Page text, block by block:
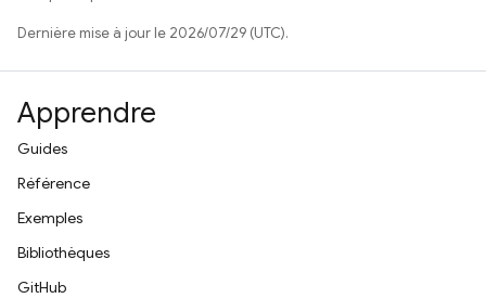
Dernière mise à jour le 2026/07/29 (UTC).
Apprendre
Guides
Référence
Exemples
Bibliothèques
GitHub